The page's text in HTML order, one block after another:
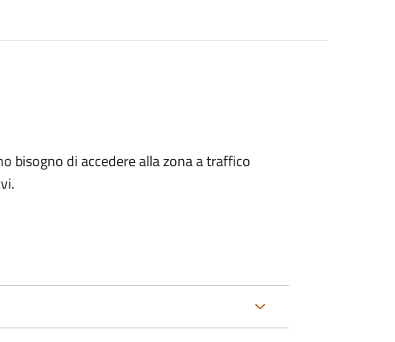
bisogno di accedere alla zona a traffico
.